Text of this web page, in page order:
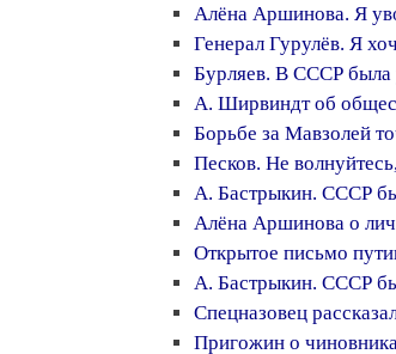
Алёна Аршинова. Я
Генерал Гурулёв. Я
Бурляев. В СССР была
А. Ширвиндт об
Борьбе за Мавзолей
Песков. Не
А. Бастрыкин. СССР
Алёна Аршинова о
Открытое письмо
А. Бастрыкин. СССР
Спецназовец
Пригожин о